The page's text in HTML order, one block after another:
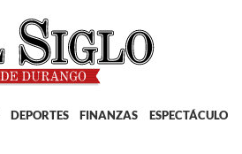
DEPORTES FINANZAS ESPECTÁCULOS